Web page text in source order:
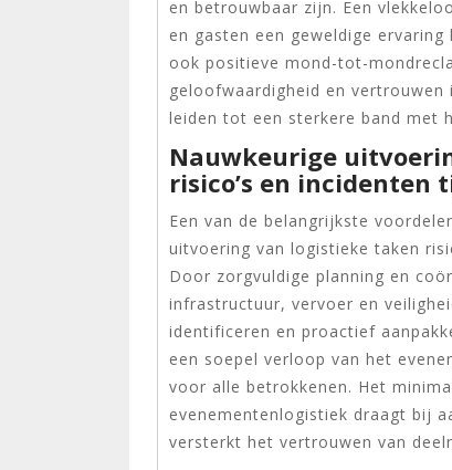
en betrouwbaar zijn. Een
en gasten een geweldige
ook positieve mond-tot-
geloofwaardigheid en
leiden tot een sterkere band met
Nauwkeurige
risico’s en incidenten
Een van de belangrijkste
uitvoering van logistieke taken
Door zorgvuldige planning en
infrastructuur, vervoer en
identificeren en proactief
een soepel verloop van het
voor alle betrokkenen. Het
evenementenlogistiek draagt bij
versterkt het vertrouwen van